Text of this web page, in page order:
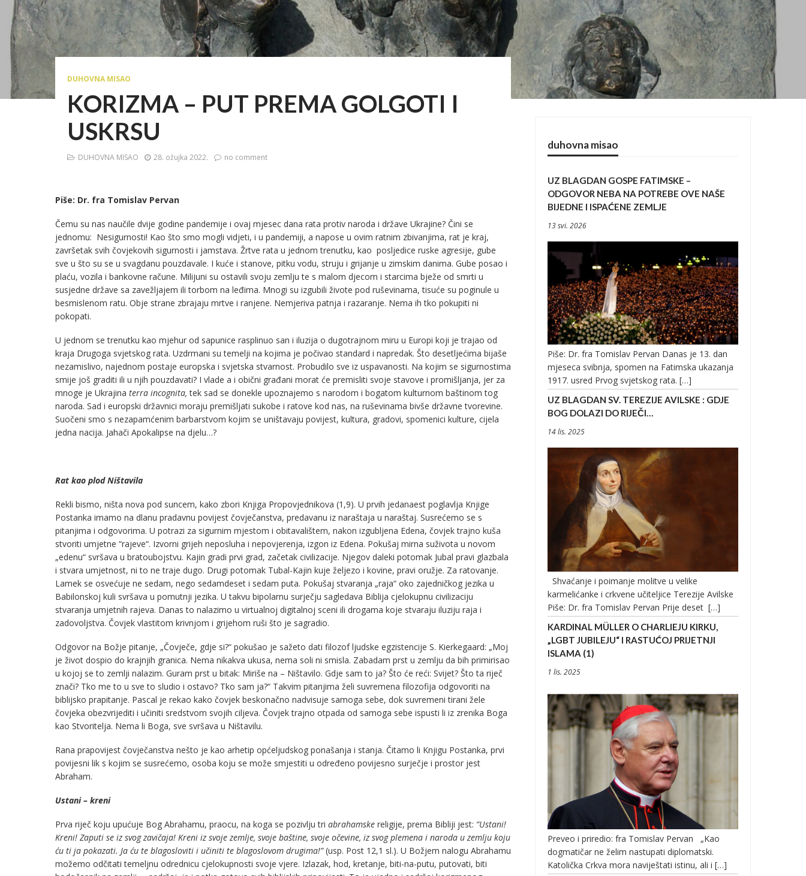
DUHOVNA MISAO
KORIZMA – PUT PREMA GOLGOTI I
USKRSU
DUHOVNA MISAO 28. ožujka 2022. no comment
Piše: Dr. fra Tomislav Pervan
Čemu su nas naučile dvije godine pandemije i ovaj mjesec dana rata protiv naroda i države Ukrajine? Čini se
jednomu: Nesigurnosti! Kao što smo mogli vidjeti, i u pandemiji, a napose u ovim ratnim zbivanjima, rat je kraj,
završetak svih čovjekovih sigurnosti i jamstava. Žrtve rata u jednom trenutku, kao posljedice ruske agresije, gube
sve u što su se u svagdanu pouzdavale. I kuće i stanove, pitku vodu, struju i grijanje u zimskim danima. Gube posao i
plaću, vozila i bankovne račune. Milijuni su ostavili svoju zemlju te s malom djecom i starcima bježe od smrti u
susjedne države sa zavežljajem ili torbom na leđima. Mnogi su izgubili živote pod ruševinama, tisuće su poginule u
besmislenom ratu. Obje strane zbrajaju mrtve i ranjene. Nemjeriva patnja i razaranje. Nema ih tko pokupiti ni
pokopati.
U jednom se trenutku kao mjehur od sapunice rasplinuo san i iluzija o dugotrajnom miru u Europi koji je trajao od
kraja Drugoga svjetskog rata. Uzdrmani su temelji na kojima je počivao standard i napredak. Što desetljećima bijaše
nezamislivo, najednom postaje europska i svjetska stvarnost. Probudilo sve iz uspavanosti. Na kojim se sigurnostima
smije još graditi ili u njih pouzdavati? I vlade a i obični građani morat će premisliti svoje stavove i promišljanja, jer za
mnoge je Ukrajina terra incognita,tek sad se donekle upoznajemo s narodom i bogatom kulturnom baštinom tog
naroda. Sad i europski državnici moraju premišljati sukobe i ratove kod nas, na ruševinama bivše državne tvorevine.
Suočeni smo s nezapamćenim barbarstvom kojim se uništavaju povijest, kultura, gradovi, spomenici kulture, cijela
jedna nacija. Jahači Apokalipse na djelu…?
Rat kao plod Ništavila
Rekli bismo, ništa nova pod suncem, kako zbori Knjiga Propovjednikova (1,9). U prvih jedanaest poglavlja Knjige
Postanka imamo na dlanu pradavnu povijest čovječanstva, predavanu iz naraštaja u naraštaj. Susrećemo se s
pitanjima i odgovorima. U potrazi za sigurnim mjestom i obitavalištem, nakon izgubljena Edena, čovjek trajno kuša
stvoriti umjetne “rajeve“. Izvorni grijeh neposluha i nepovjerenja, izgon iz Edena. Pokušaj mirna suživota u novom
„edenu“ svršava u bratoubojstvu. Kajin gradi prvi grad, začetak civilizacije. Njegov daleki potomak Jubal pravi glazbala
i stvara umjetnost, ni to ne traje dugo. Drugi potomak Tubal-Kajin kuje željezo i kovine, pravi oružje. Za ratovanje.
Lamek se osvećuje ne sedam, nego sedamdeset i sedam puta. Pokušaj stvaranja „raja“ oko zajedničkog jezika u
Babilonskoj kuli svršava u pomutnji jezika. U takvu bipolarnu surječju sagledava Biblija cjelokupnu civilizaciju
stvaranja umjetnih rajeva. Danas to nalazimo u virtualnoj digitalnoj sceni ili drogama koje stvaraju iluziju raja i
zadovoljstva. Čovjek vlastitom krivnjom i grijehom ruši što je sagradio.
Odgovor na Božje pitanje, „Čovječe, gdje si?“ pokušao je sažeto dati filozof ljudske egzistencije S. Kierkegaard: „Moj
je život dospio do krajnjih granica. Nema nikakva ukusa, nema soli ni smisla. Zabadam prst u zemlju da bih primirisao
u kojoj se to zemlji nalazim. Guram prst u bitak: Miriše na – Ništavilo. Gdje sam to ja? Što će reći: Svijet? Što ta riječ
znači? Tko me to u sve to sludio i ostavo? Tko sam ja?“ Takvim pitanjima želi suvremena filozofija odgovoriti na
biblijsko prapitanje. Pascal je rekao kako čovjek beskonačno nadvisuje samoga sebe, dok suvremeni tirani žele
čovjeka obezvrijediti i učiniti sredstvom svojih ciljeva. Čovjek trajno otpada od samoga sebe ispusti li iz zrenika Boga
kao Stvoritelja. Nema li Boga, sve svršava u Ništavilu.
Rana prapovijest čovječanstva nešto je kao arhetip općeljudskog ponašanja i stanja. Čitamo li Knjigu Postanka, prvi
povijesni lik s kojim se susrećemo, osoba koju se može smjestiti u određeno povijesno surječje i prostor jest
Abraham.
Ustani – kreni
Prva riječ koju upućuje Bog Abrahamu, praocu, na koga se pozivlju tri abrahamske religije, prema Bibliji jest: “Ustani!
Kreni! Zaputi se iz svog zavičaja! Kreni iz svoje zemlje, svoje baštine, svoje očevine, iz svog plemena i naroda u zemlju koju
ću ti ja pokazati. Ja ću te blagosloviti i učiniti te blagoslovom drugima!”(usp. Post 12,1 sl.). U Božjem nalogu Abrahamu
možemo odčitati temeljnu odrednicu cjelokupnosti svoje vjere. Izlazak, hod, kretanje, biti-na-putu, putovati, biti
duhovna misao
UZ BLAGDAN GOSPE FATIMSKE –
ODGOVOR NEBA NA POTREBE OVE NAŠE
BIJEDNE I ISPAĆENE ZEMLJE
13 svi. 2026
Piše: Dr. fra Tomislav Pervan Danas je 13. dan
mjeseca svibnja, spomen na Fatimska ukazanja
1917. usred Prvog svjetskog rata. […]
UZ BLAGDAN SV. TEREZIJE AVILSKE : GDJE
BOG DOLAZI DO RIJEČI…
14 lis. 2025
Shvaćanje i poimanje molitve u velike
karmelićanke i crkvene učiteljice Terezije Avilske
Piše: Dr. fra Tomislav Pervan Prije deset […]
KARDINAL MÜLLER O CHARLIEJU KIRKU,
„LGBT JUBILEJU“ I RASTUĆOJ PRIJETNJI
ISLAMA (1)
1 lis. 2025
Preveo i priredio: fra Tomislav Pervan „Kao
dogmatičar ne želim nastupati diplomatski.
Katolička Crkva mora naviještati istinu, ali i […]